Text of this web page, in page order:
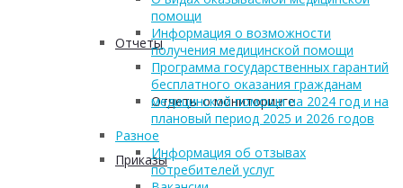
Отчеты
Отчеты о мониторинге
Приказы
помощи
Информация о возможности
получения медицинской помощи
Программа государственных гарантий
бесплатного оказания гражданам
медицинской помощи на 2024 год и на
плановый период 2025 и 2026 годов
Разное
Информация об отзывах
потребителей услуг